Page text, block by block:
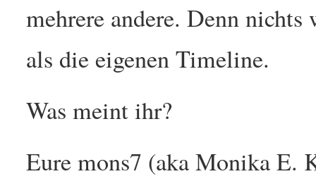
mehrere andere. Denn
als die eigenen Timeline.
Was meint ihr?
Eure mons7 (aka Monika E.